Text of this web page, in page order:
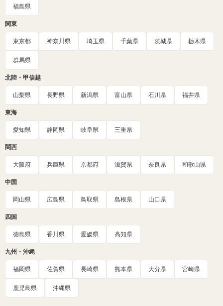
福島県
関東
東京都 神奈川県 埼玉県 千葉県 茨城県 栃木県
群馬県
北陸・甲信越
山梨県 長野県 新潟県 富山県 石川県 福井県
東海
愛知県 静岡県 岐阜県 三重県
関西
大阪府 兵庫県 京都府 滋賀県 奈良県 和歌山県
中国
岡山県 広島県 鳥取県 島根県 山口県
四国
徳島県 香川県 愛媛県 高知県
九州・沖縄
福岡県 佐賀県 長崎県 熊本県 大分県 宮崎県
鹿児島県 沖縄県